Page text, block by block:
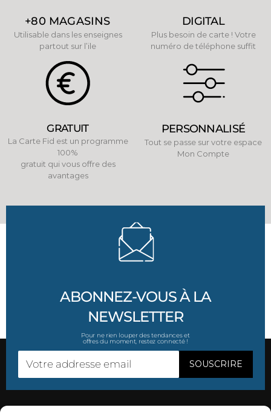
+80 MAGASINS
Utilisable dans les enseignes
partout sur l’ile
DIGITAL
Plus besoin de carte ! Votre
numéro de téléphone suffit
GRATUIT
La Carte Fid est un programme
100%
gratuit qui vous offre des
avantages
PERSONNALISÉ
Tout se passe sur votre espace
Mon Compte
ABONNEZ-VOUS À LA
NEWSLETTER
Pour ne rien louper des tendances et
offres du moment, restez connecté !